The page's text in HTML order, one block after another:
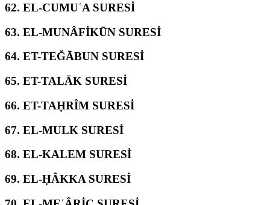
62. EL-CUMUʿA SURESİ
63. EL-MUNÂFİKŪN SURESİ
64. ET-TEĞĀBUN SURESİ
65. ET-TALĀK SURESİ
66. ET-TAḤRÎM SURESİ
67. EL-MULK SURESİ
68. EL-KALEM SURESİ
69. EL-ḤÂKKA SURESİ